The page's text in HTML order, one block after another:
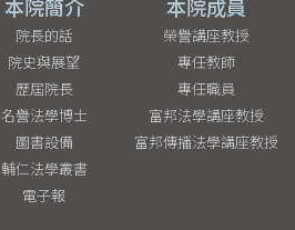
本院簡介
院長的話
院史與展望
歷屆院長
名譽法學博士
圖書設備
輔仁法學叢書
電子報
本院成員
榮譽講座教授
專任教師
專任職員
富邦法學講座教授
富邦傳播法學講座教授